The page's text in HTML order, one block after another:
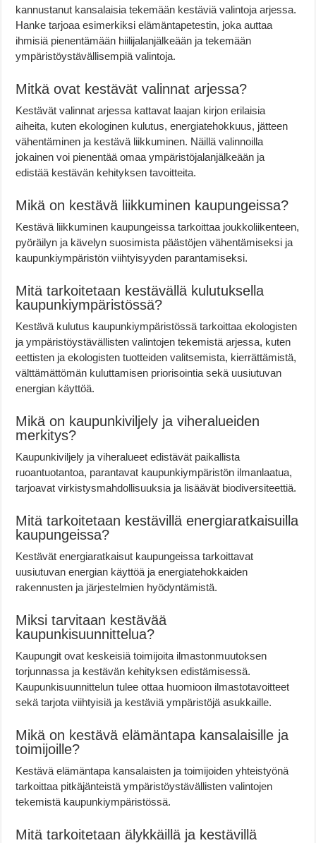
kannustanut kansalaisia tekemään kestäviä valintoja arjessa.
Hanke tarjoaa esimerkiksi elämäntapetestin, joka auttaa
ihmisiä pienentämään hiilijalanjälkeään ja tekemään
ympäristöystävällisempiä valintoja.
Mitkä ovat kestävät valinnat arjessa?
Kestävät valinnat arjessa kattavat laajan kirjon erilaisia
aiheita, kuten ekologinen kulutus, energiatehokkuus, jätteen
vähentäminen ja kestävä liikkuminen. Näillä valinnoilla
jokainen voi pienentää omaa ympäristöjalanjälkeään ja
edistää kestävän kehityksen tavoitteita.
Mikä on kestävä liikkuminen kaupungeissa?
Kestävä liikkuminen kaupungeissa tarkoittaa joukkoliikenteen,
pyöräilyn ja kävelyn suosimista päästöjen vähentämiseksi ja
kaupunkiympäristön viihtyisyyden parantamiseksi.
Mitä tarkoitetaan kestävällä kulutuksella
kaupunkiympäristössä?
Kestävä kulutus kaupunkiympäristössä tarkoittaa ekologisten
ja ympäristöystävällisten valintojen tekemistä arjessa, kuten
eettisten ja ekologisten tuotteiden valitsemista, kierrättämistä,
välttämättömän kuluttamisen priorisointia sekä uusiutuvan
energian käyttöä.
Mikä on kaupunkiviljely ja viheralueiden
merkitys?
Kaupunkiviljely ja viheralueet edistävät paikallista
ruoantuotantoa, parantavat kaupunkiympäristön ilmanlaatua,
tarjoavat virkistysmahdollisuuksia ja lisäävät biodiversiteettiä.
Mitä tarkoitetaan kestävillä energiaratkaisuilla
kaupungeissa?
Kestävät energiaratkaisut kaupungeissa tarkoittavat
uusiutuvan energian käyttöä ja energiatehokkaiden
rakennusten ja järjestelmien hyödyntämistä.
Miksi tarvitaan kestävää
kaupunkisuunnittelua?
Kaupungit ovat keskeisiä toimijoita ilmastonmuutoksen
torjunnassa ja kestävän kehityksen edistämisessä.
Kaupunkisuunnittelun tulee ottaa huomioon ilmastotavoitteet
sekä tarjota viihtyisiä ja kestäviä ympäristöjä asukkaille.
Mikä on kestävä elämäntapa kansalaisille ja
toimijoille?
Kestävä elämäntapa kansalaisten ja toimijoiden yhteistyönä
tarkoittaa pitkäjänteistä ympäristöystävällisten valintojen
tekemistä kaupunkiympäristössä.
Mitä tarkoitetaan älykkäillä ja kestävillä